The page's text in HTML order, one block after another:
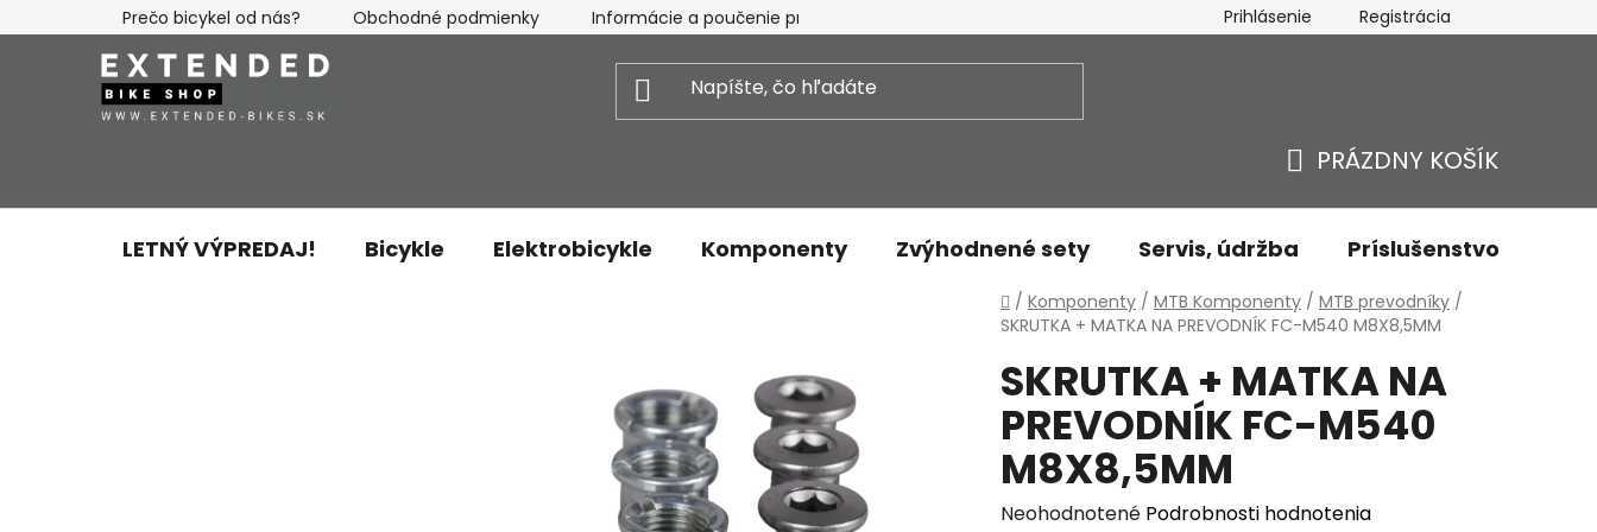
na
Prečo bicykel od nás? Obchodné podmienky Informácie a poučenie pre spotrebiteľa Vrátenie tovaru - odstúpenie od zmluvy Ochrana osobných údajov
Prihlásenie Registrácia
KOŠÍK
PRÁZDNY KOŠÍK
LETNÝ VÝPREDAJ! Bicykle Elektrobicykle Komponenty Zvýhodnené sety Servis, údržba Príslušenstvo
Domov
/ Komponenty / MTB Komponenty / MTB prevodníky /
SKRUTKA + MATKA NA PREVODNÍK FC-M540 M8X8,5MM
SKRUTKA + MATKA NA
PREVODNÍK FC-M540
M8X8,5MM
Priemerné
Neohodnotené Podrobnosti hodnotenia